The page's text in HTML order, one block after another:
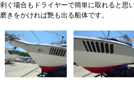
剥ぐ場合もドライヤーで簡単に取れると思い
磨きをかければ艶も出る船体です。